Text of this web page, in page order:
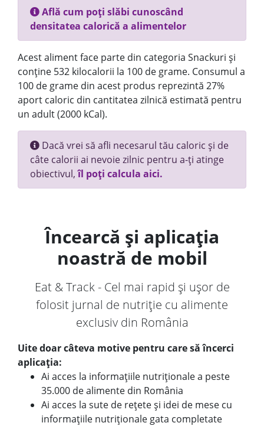
Află cum poți slăbi cunoscând
densitatea calorică a alimentelor
Acest aliment face parte din categoria Snackuri și
conține 532 kilocalorii la 100 de grame. Consumul a
100 de grame din acest produs reprezintă 27%
aport caloric din cantitatea zilnică estimată pentru
un adult (2000 kCal).
Dacă vrei să afli necesarul tău caloric și de
câte calorii ai nevoie zilnic pentru a-ți atinge
obiectivul,îl poți calcula aici.
Încearcă și aplicația
noastră de mobil
Eat & Track - Cel mai rapid și ușor de
folosit jurnal de nutriție cu alimente
exclusiv din România
Uite doar câteva motive pentru care să încerci
aplicația:
Ai acces la informațiile nutriționale a peste
35.000 de alimente din România
Ai acces la sute de rețete și idei de mese cu
informațiile nutriționale gata completate